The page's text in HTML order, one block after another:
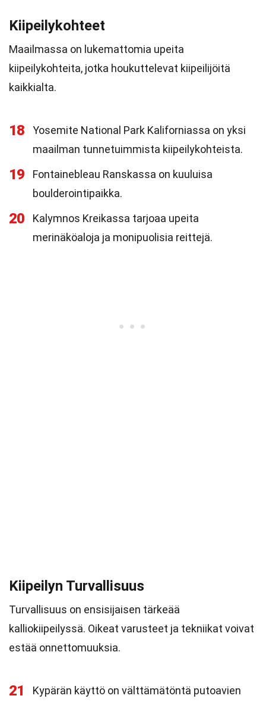
Kiipeilykohteet
Maailmassa on lukemattomia upeita
kiipeilykohteita, jotka houkuttelevat kiipeilijöitä
kaikkialta.
18
Yosemite National Park Kaliforniassa on yksi
maailman tunnetuimmista kiipeilykohteista.
19
Fontainebleau Ranskassa on kuuluisa
boulderointipaikka.
20
Kalymnos Kreikassa tarjoaa upeita
merinäköaloja ja monipuolisia reittejä.
Kiipeilyn Turvallisuus
Turvallisuus on ensisijaisen tärkeää
kalliokiipeilyssä. Oikeat varusteet ja tekniikat voivat
estää onnettomuuksia.
21
Kypärän käyttö on välttämätöntä putoavien